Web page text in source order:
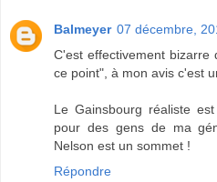
Balmeyer 07 décembre,
C'est effectivement bizarre
ce point", à mon avis c'est
Le Gainsbourg réaliste
pour des gens de ma
Nelson est un sommet !
Répondre